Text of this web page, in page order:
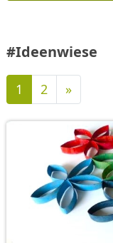
#Ideenwiese
1 2 »Nächste